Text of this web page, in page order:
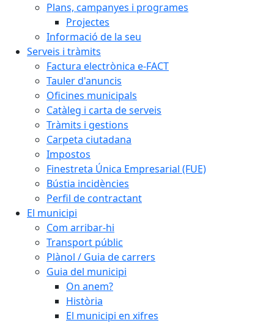
Plans, campanyes i programes
Projectes
Informació de la seu
Serveis i tràmits
Factura electrònica e-FACT
Tauler d'anuncis
Oficines municipals
Catàleg i carta de serveis
Tràmits i gestions
Carpeta ciutadana
Impostos
Finestreta Única Empresarial (FUE)
Bústia incidències
Perfil de contractant
El municipi
Com arribar-hi
Transport públic
Plànol / Guia de carrers
Guia del municipi
On anem?
Història
El municipi en xifres